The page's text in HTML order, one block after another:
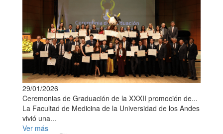
29/01/2026
Ceremonias de Graduación de la XXXII promoción de...
La Facultad de Medicina de la Universidad de los Andes
vivió una...
Ver más